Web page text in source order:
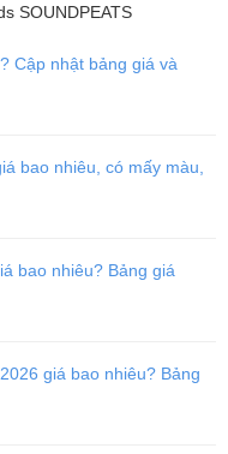
công nghệ cảm biến
dùng tháo tai nghe ra
SOUNDPEATS
Cập nhật bảng giá và
bao nhiêu, có mấy màu,
bao nhiêu? Bảng giá
giá bao nhiêu? Bảng